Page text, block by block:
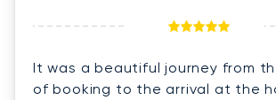
It was a beautiful journey from
of booking to the arrival at the